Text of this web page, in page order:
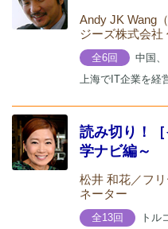
Andy JK Wang
ジーズ株式会社
全6回
中国
上海でIT企業を経
読み切り！
学ナビ編～
松井 和花／フ
ネーター
全13回
トル